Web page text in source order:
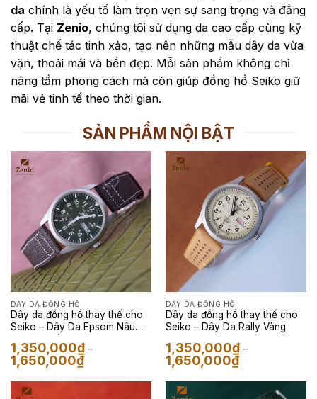
da chính là yếu tố làm trọn vẹn sự sang trọng và đẳng
cấp. Tại Zenio, chúng tôi sử dụng da cao cấp cùng kỹ
thuật chế tác tinh xảo, tạo nên những mẫu dây da vừa
vặn, thoải mái và bền đẹp. Mỗi sản phẩm không chỉ
nâng tầm phong cách mà còn giúp đồng hồ Seiko giữ
mãi vẻ tinh tế theo thời gian.
SẢN PHẨM NỘI BẬT
DÂY DA ĐỒNG HỒ
Dây da đồng hồ thay thế cho
Seiko – Dây Da Epsom Nâu
1,350,000₫ –
1,650,000₫Khoảng
giá:
DÂY DA ĐỒNG HỒ
Dây da đồng hồ thay thế cho
Seiko – Dây Da Rally Vàng
1,350,000₫ –
1,650,000₫Khoảng
giá: